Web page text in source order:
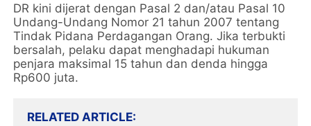
DR kini dijerat dengan Pasal 2 dan/atau Pasal 10
Undang-Undang Nomor 21 tahun 2007 tentang
Tindak Pidana Perdagangan Orang. Jika terbukti
bersalah, pelaku dapat menghadapi hukuman
penjara maksimal 15 tahun dan denda hingga
Rp600 juta.
RELATED ARTICLE